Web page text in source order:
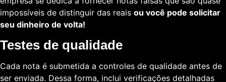
impossíveis de distinguir das reais ou você pode solicitar
seu dinheiro de volta!
Testes de qualidade
Cada nota é submetida a controles de qualidade antes de
ser enviada. Dessa forma, inclui verificações detalhadas